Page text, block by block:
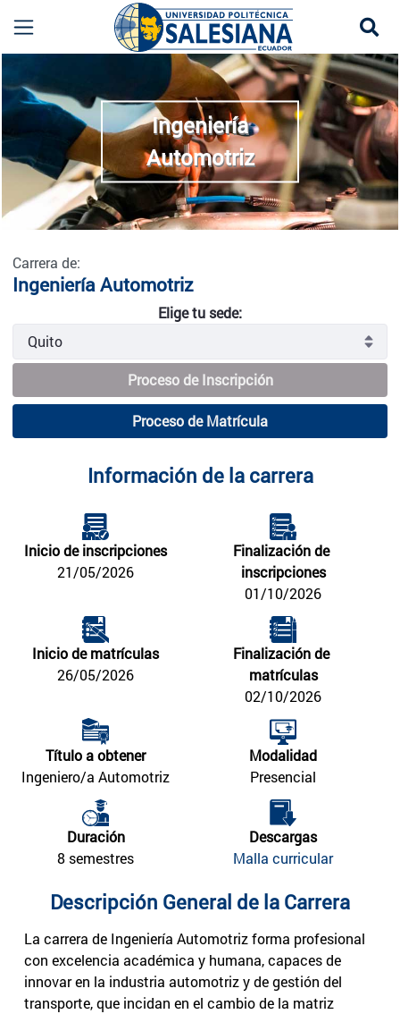
Ingeniería Automotriz - Quito
Ingeniería
Automotriz
Carrera de:
Ingeniería Automotriz
Elige tu sede:
Proceso de Inscripción
Proceso de Matrícula
Información de la carrera
Inicio de inscripciones
21/05/2026
Finalización de
inscripciones
01/10/2026
Inicio de matrículas
26/05/2026
Finalización de
matrículas
02/10/2026
Título a obtener
Ingeniero/a Automotriz
Modalidad
Presencial
Duración
8 semestres
Descargas
Malla curricular
Descripción General de la Carrera
La carrera de Ingeniería Automotriz forma profesional
con excelencia académica y humana, capaces de
innovar en la industria automotriz y de gestión del
transporte, que incidan en el cambio de la matriz